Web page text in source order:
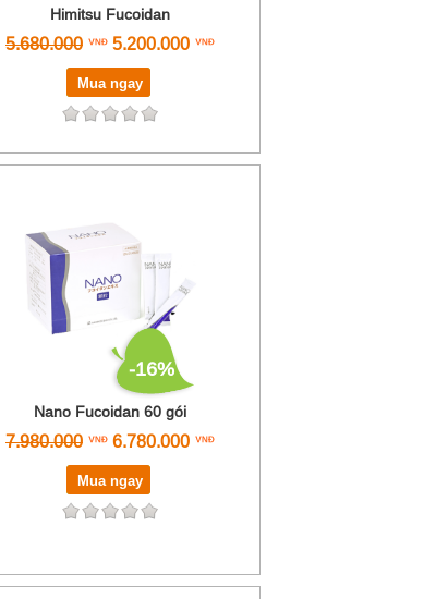
Himitsu Fucoidan
5.680.000 5.200.000
Mua ngay
-16%
Nano Fucoidan 60 gói
7.980.000 6.780.000
Mua ngay